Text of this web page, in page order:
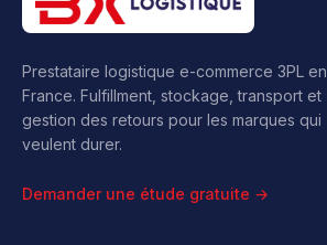
Prestataire logistique e-commerce 3PL en
France. Fulfillment, stockage, transport et
gestion des retours pour les marques qui
veulent durer.
Demander une étude gratuite →